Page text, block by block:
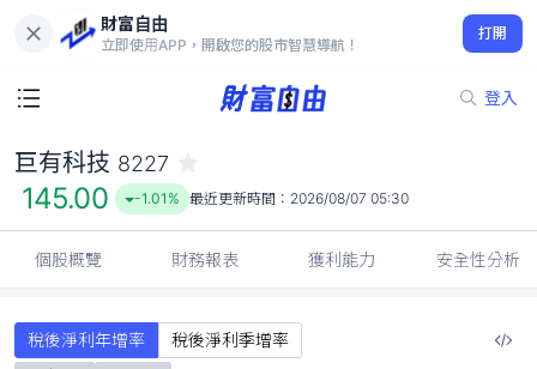
財富自由
立即使用APP，開啟您的股市智慧導航！
打開
登入
145.00
-1.01%
巨有科技 8227
145.00 -1.01% 最近更新時間： 2026/08/07 05:30
個股概覽 財務報表 獲利能力 安全性分析
稅後淨利年增率 稅後淨利季增率